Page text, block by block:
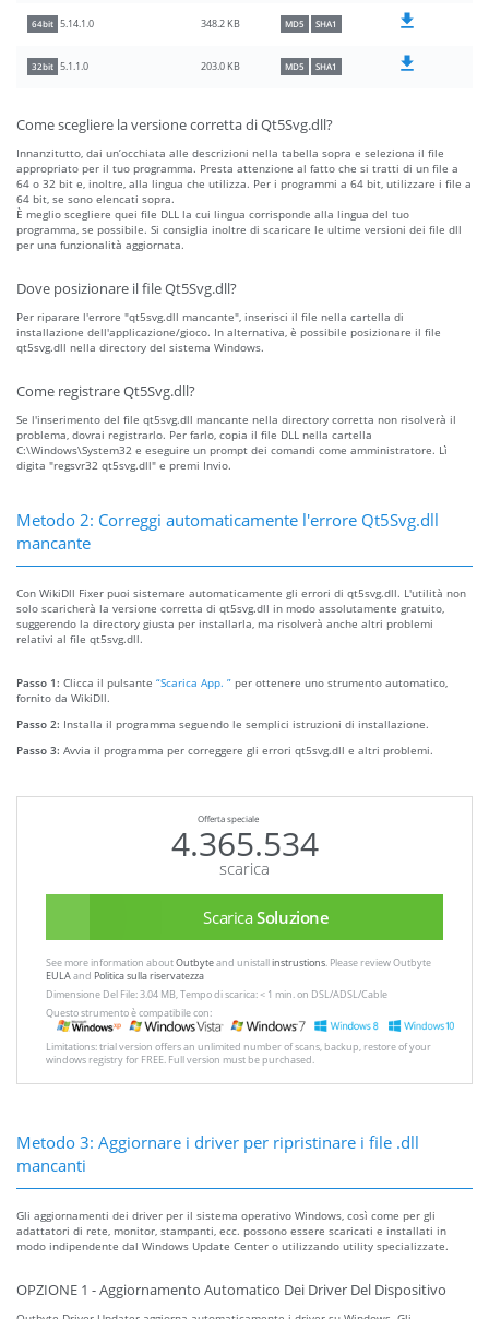
64bit 5.14.1.0 348.2 KB MD5 SHA1
32bit 5.1.1.0 203.0 KB MD5 SHA1
Come scegliere la versione corretta di Qt5Svg.dll?
Innanzitutto, dai un’occhiata alle descrizioni nella tabella sopra e seleziona il file
appropriato per il tuo programma. Presta attenzione al fatto che si tratti di un file a
64 o 32 bit e, inoltre, alla lingua che utilizza. Per i programmi a 64 bit, utilizzare i file a
64 bit, se sono elencati sopra.
È meglio scegliere quei file DLL la cui lingua corrisponde alla lingua del tuo
programma, se possibile. Si consiglia inoltre di scaricare le ultime versioni dei file dll
per una funzionalità aggiornata.
Dove posizionare il file Qt5Svg.dll?
Per riparare l'errore "qt5svg.dll mancante", inserisci il file nella cartella di
installazione dell'applicazione/gioco. In alternativa, è possibile posizionare il file
qt5svg.dll nella directory del sistema Windows.
Come registrare Qt5Svg.dll?
Se l'inserimento del file qt5svg.dll mancante nella directory corretta non risolverà il
problema, dovrai registrarlo. Per farlo, copia il file DLL nella cartella
C:\Windows\System32 e eseguire un prompt dei comandi come amministratore. Lì
digita "regsvr32 qt5svg.dll" e premi Invio.
Metodo 2: Correggi automaticamente l'errore Qt5Svg.dll
mancante
Con WikiDll Fixer puoi sistemare automaticamente gli errori di qt5svg.dll. L'utilità non
solo scaricherà la versione corretta di qt5svg.dll in modo assolutamente gratuito,
suggerendo la directory giusta per installarla, ma risolverà anche altri problemi
relativi al file qt5svg.dll.
Passo 1: Clicca il pulsante “Scarica App. ” per ottenere uno strumento automatico,
fornito da WikiDll.
Passo 2: Installa il programma seguendo le semplici istruzioni di installazione.
Passo 3: Avvia il programma per correggere gli errori qt5svg.dll e altri problemi.
Offerta speciale
4.365.534
scarica
ScaricaSoluzione
See more information aboutOutbyteand unistallinstrustions. Please review Outbyte
EULAand Politica sulla riservatezza
Dimensione Del File: 3.04 MB, Tempo di scarica: < 1 min. on DSL/ADSL/Cable
Questo strumento è compatibile con:
Limitations: trial version offers an unlimited number of scans, backup, restore of your
windows registry for FREE. Full version must be purchased.
Metodo 3: Aggiornare i driver per ripristinare i file .dll
mancanti
Gli aggiornamenti dei driver per il sistema operativo Windows, così come per gli
adattatori di rete, monitor, stampanti, ecc. possono essere scaricati e installati in
modo indipendente dal Windows Update Center o utilizzando utility specializzate.
OPZIONE 1 - Aggiornamento Automatico Dei Driver Del Dispositivo